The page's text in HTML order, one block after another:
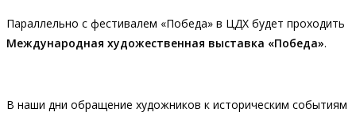
Параллельно с фестивалем «Победа» в ЦДХ будет проходить
Международная художественная выставка «Победа».
В наши дни обращение художников к историческим событиям